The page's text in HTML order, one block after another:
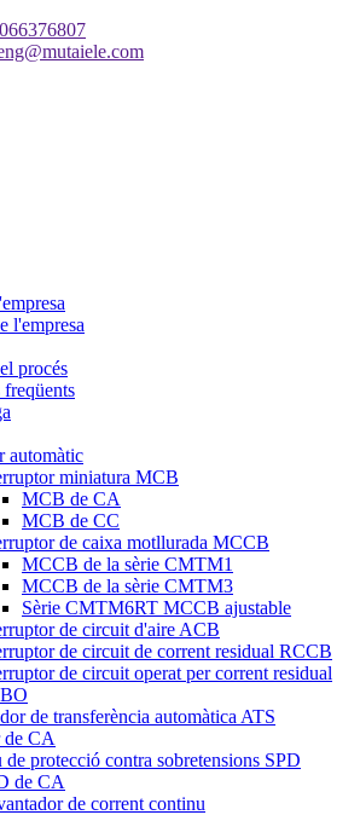
l'empresa
procés
freqüents
automàtic
miniatura MCB
MCB de CA
MCB de CC
de caixa motllurada MCCB
MCCB de la sèrie CMTM1
MCCB de la sèrie CMTM3
Sèrie CMTM6RT MCCB ajustable
de circuit d'aire ACB
de circuit de corrent residual RCCB
de circuit operat per corrent residual
de transferència automàtica ATS
de CA
protecció contra sobretensions SPD
de CA
de corrent continu